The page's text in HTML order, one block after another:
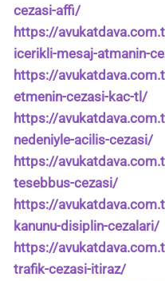
cezasi-affi/
https://
icerikli-mesaj-atmanin-
https://
etmenin-cezasi-kac-tl/
https://
nedeniyle-acilis-cezasi/
https://
tesebbus-cezasi/
https://
kanunu-disiplin-cezalari/
https://
trafik-cezasi-itiraz/